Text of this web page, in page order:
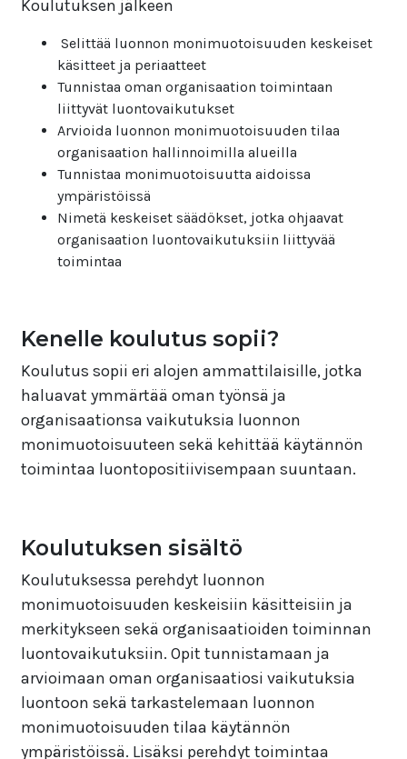
Koulutuksen jälkeen
Selittää luonnon monimuotoisuuden keskeiset
käsitteet ja periaatteet
Tunnistaa oman organisaation toimintaan
liittyvät luontovaikutukset
Arvioida luonnon monimuotoisuuden tilaa
organisaation hallinnoimilla alueilla
Tunnistaa monimuotoisuutta aidoissa
ympäristöissä
Nimetä keskeiset säädökset, jotka ohjaavat
organisaation luontovaikutuksiin liittyvää
toimintaa
Kenelle koulutus sopii?
Koulutus sopii eri alojen ammattilaisille, jotka
haluavat ymmärtää oman työnsä ja
organisaationsa vaikutuksia luonnon
monimuotoisuuteen sekä kehittää käytännön
toimintaa luontopositiivisempaan suuntaan.
Koulutuksen sisältö
Koulutuksessa perehdyt luonnon
monimuotoisuuden keskeisiin käsitteisiin ja
merkitykseen sekä organisaatioiden toiminnan
luontovaikutuksiin. Opit tunnistamaan ja
arvioimaan oman organisaatiosi vaikutuksia
luontoon sekä tarkastelemaan luonnon
monimuotoisuuden tilaa käytännön
ympäristöissä. Lisäksi perehdyt toimintaa